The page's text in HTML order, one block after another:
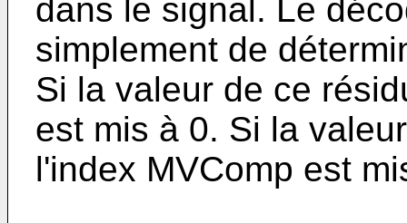
dans le signal. Le
simplement de
Si la valeur de ce
est mis à 0. Si la
l'index MVComp est